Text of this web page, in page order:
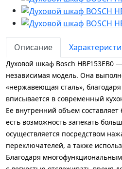
Описание
Духовой шкаф Bosch HBF153EB0
независимая модель. Она
«нержавеющая сталь»,
вписывается в современный
Ее внутренний объем
есть возможность запекать
осуществляется посредством
переключателей, а также
Благодаря